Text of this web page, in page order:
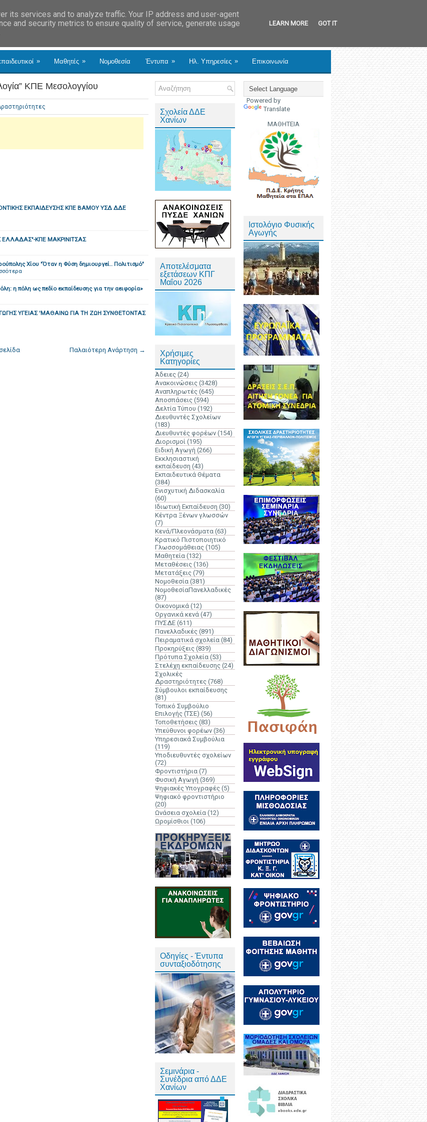
» Μαθητές » Νομοθεσία Έντυπα » Ηλ. Υπηρεσίες » Επικοινωνία
ΚΠΕ Μεσολογγίου
ΕΚΠΑΙΔΕΥΣΗΣ ΚΠΕ ΒΑΜΟΥ ΥΣΔ ΔΔΕ
ΕΛΛΑΔΑΣ"-ΚΠΕ ΜΑΚΡΙΝΙΤΣΑΣ
Χίου "Όταν η Φύση δημιουργεί.. Πολιτισμό"
η πόλη ως πεδίο εκπαίδευσης για την αειφορία»
ΥΓΕΙΑΣ 'ΜΑΘΑΙΝΩ ΓΙΑ ΤΗ ΖΩΗ ΣΥΝΘΕΤΟΝΤΑΣ
Παλαιότερη Ανάρτηση →
Σχολεία ΔΔΕ
Χανίων
Αποτελέσματα
εξετάσεων ΚΠΓ
Μαΐου 2026
Χρήσιμες
Κατηγορίες
Άδειες (24)
Ανακοινώσεις (3428)
Αναπληρωτές (645)
Αποσπάσεις (594)
Δελτία Τύπου (192)
Διευθυντές Σχολείων
(183)
Διευθυντές φορέων (154)
Διορισμοί (195)
Ειδική Αγωγή (266)
Εκκλησιαστική
εκπαίδευση (43)
Εκπαιδευτικά Θέματα
(384)
Ενισχυτική Διδασκαλία
(60)
Ιδιωτική Εκπαίδευση (30)
Κέντρα Ξένων γλωσσών
(7)
Κενά/Πλεονάσματα (63)
Κρατικό Πιστοποιητικό
Γλωσσομάθειας (105)
Μαθητεία (132)
Μεταθέσεις (136)
Μετατάξεις (79)
Νομοθεσία (381)
ΝομοθεσίαΠανελλαδικές
(87)
Οικονομικά (12)
Οργανικά κενά (47)
ΠΥΣΔΕ (611)
Πανελλαδικές (891)
Πειραματικά σχολεία (84)
Προκηρύξεις (839)
Πρότυπα Σχολεία (53)
Στελέχη εκπαίδευσης (24)
Σχολικές
Δραστηριότητες (768)
Σύμβουλοι εκπαίδευσης
(81)
Τοπικό Συμβούλιο
Επιλογής (ΤΣΕ) (56)
Τοποθετήσεις (83)
Υπεύθυνοι φορέων (36)
Υπηρεσιακά Συμβούλια
(119)
Υποδιευθυντές σχολείων
(72)
Φροντιστήρια (7)
Φυσική Αγωγή (369)
Ψηφιακές Υπογραφές (5)
Ψηφιακό φροντιστήριο
(20)
Ωνάσεια σχολεία (12)
Ωρομίσθιοι (106)
Οδηγίες - Έντυπα
συνταξιοδότησης
Σεμινάρια -
Συνέδρια από ΔΔΕ
Χανίων
Powered by
Translate
ΜΑΘΗΤΕΙΑ
Ιστολόγιο Φυσικής
Αγωγής
its services and to analyze traffic. Your IP address and user-agent
and security metrics to ensure quality of service, generate usage
LEARN MORE GOT IT